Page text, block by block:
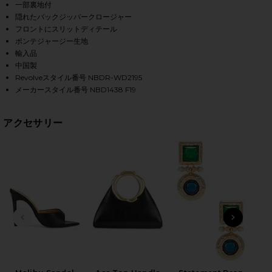
THOM MIDI DRESS IN BLACK ON FACEBOOK
THOM MIDI DRESS IN BLACK ON TWITTER
THOM MIDI DRESS IN BLACK ON PINTEREST
一部裏地付
隠れたバックジッパークロージャー
フロントにスリットディテール
ポンテジャージー生地
輸入品
中国製
Revolveスタイル番号 NBDR-WD2195
メーカースタイル番号 NBD1438 F19
アクセサリー
前のスライド